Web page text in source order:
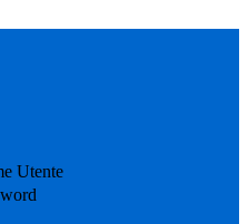
Utente